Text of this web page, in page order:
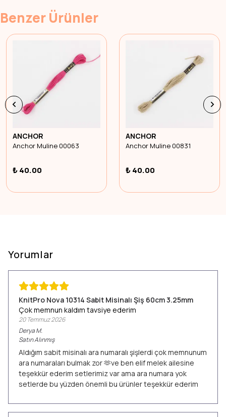
Benzer Ürünler
ANCHOR
Anchor Muline 00063
₺ 40.00
ANCHOR
Anchor Muline 00831
₺ 40.00
Yorumlar
KnitPro Nova 10314 Sabit Misinalı Şiş 60cm 3.25mm
Çok memnun kaldım tavsiye ederim
20 Temmuz 2026
DeryaM.
Satın Alınmış
Aldığım sabit misinalı ara numaralı şişlerdi çok memnunum
ara numaraları bulmak zor 🫶ve ben elif melek ailesine
teşekkür ederim setlerimiz var ama ara numara yok
setlerde bu yüzden önemli bu ürünler teşekkür ederim